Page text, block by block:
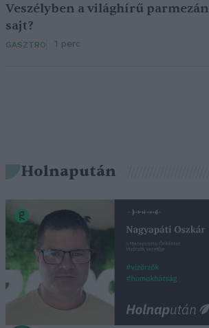
Veszélyben a világhírű parmezán
sajt?
GASZTRO 1 perc
Holnapután